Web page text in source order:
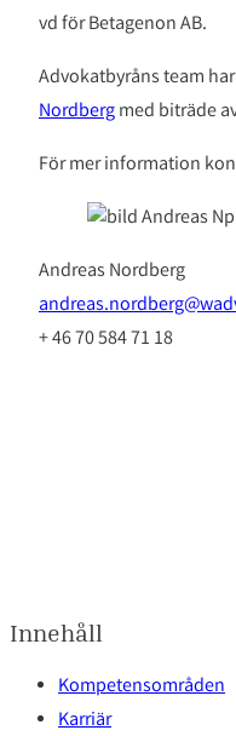
vd för Betagenon AB.
Advokatbyråns team
Nordbergmed biträde
För mer information
Andreas Nordberg
+ 46 70 584 71 18
Innehåll
Kompetensområden
Karriär